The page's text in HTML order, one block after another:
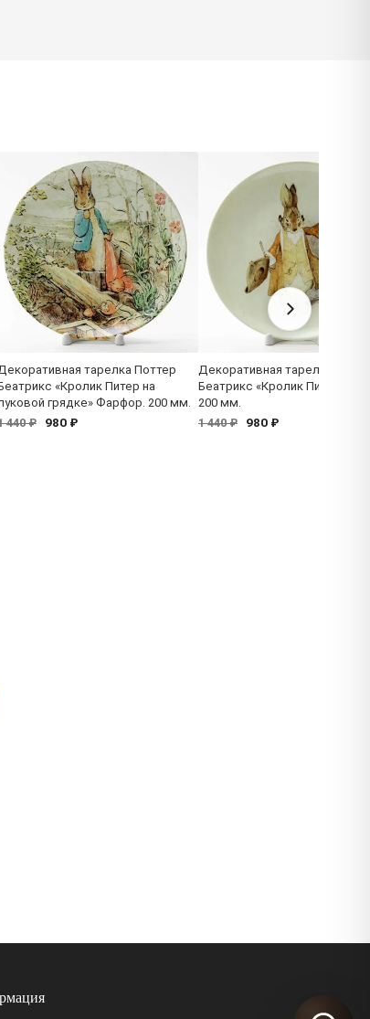
тарелка Поттер
«Кролик Питер на
грядке» Фарфор. 200 мм.
440 ₽
980 ₽
Декоративная тарелка
Беатрикс «Кролик Питер»
200 мм.
1 440 ₽
980 ₽